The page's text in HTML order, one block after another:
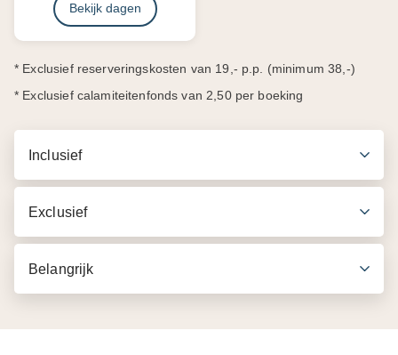
Bekijk dagen
* Exclusief reserveringskosten van 19,- p.p. (minimum 38,-)
* Exclusief calamiteitenfonds van 2,50 per boeking
Inclusief
Exclusief
Belangrijk